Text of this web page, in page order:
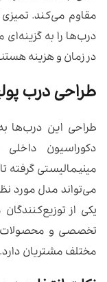
مقاوم می‌کند.
درب‌ها را به
در زمان و هزینه
طراحی درب
طراحی این درب‌ها
دکوراسیون
مینیمالیستی گرفته
می‌تواند مدل مورد
یکی از
تخصصی و محصولات
مختلف مشتریان دارد.